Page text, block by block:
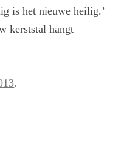
is het nieuwe heilig.’
kerststal hangt
.